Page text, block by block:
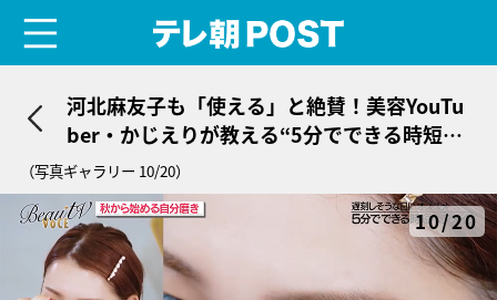
河北麻友子も「使える」と絶賛！美容YouTu
ber・かじえりが教える“5分でできる時短ヘ
アメイク”
（写真ギャラリー 10/20）
10/20